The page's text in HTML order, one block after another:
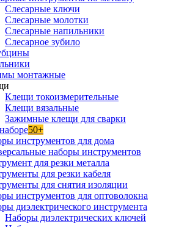
Слесарные ключи
Слесарные молотки
Слесарные напильники
Слесарное зубило
монтажные
Клещи токоизмерительные
Клещи вязальные
Зажимные клещи для сварки
50+
инструментов для дома
наборы инструментов
для резки металла
для резки кабеля
для снятия изоляции
инструментов для оптоволокна
диэлектрического инструмента
Наборы диэлектрических ключей